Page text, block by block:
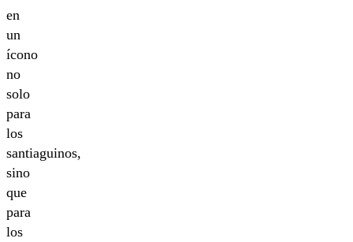
en
un
ícono
no
solo
para
los
santiaguinos,
sino
que
para
los